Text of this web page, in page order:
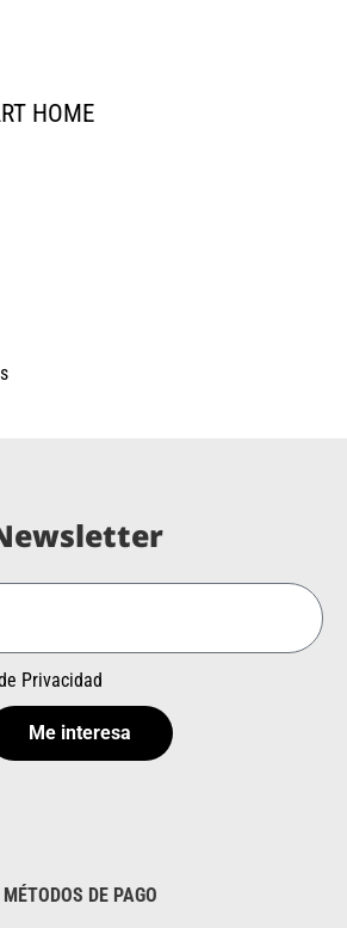
HOME
Privacidad
Me interesa
MÉTODOS DE PAGO